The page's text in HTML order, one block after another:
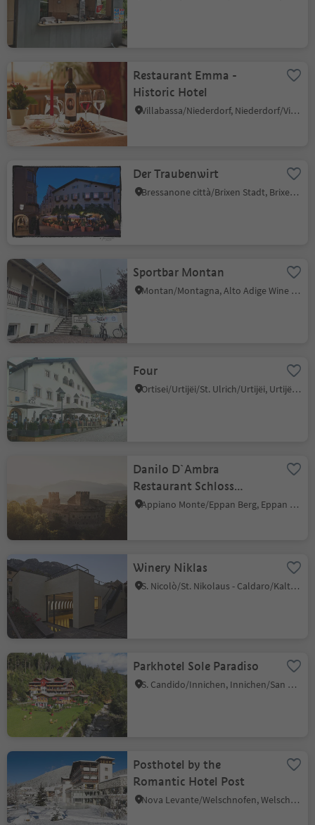
Restaurant Emma -
Historic Hotel
Villabassa/Niederdorf, Niederdorf/Villabassa, Dolomites Region 3 Zinnen
Der Traubenwirt
Bressanone città/Brixen Stadt, Brixen/Bressanone, Brixen/Bressanone and environs
Sportbar Montan
Montan/Montagna, Alto Adige Wine Road
Four
Ortisei/Urtijëi/St. Ulrich/Urtijëi, Urtijëi/Ortisei, Dolomites Region Val Gardena
Danilo D`Ambra
Restaurant Schloss
Freudenstein
Appiano Monte/Eppan Berg, Eppan an der Weinstaße/Appiano sulla Strada del Vino, Alto Adige Wine Road
Winery Niklas
S. Nicolò/St. Nikolaus - Caldaro/Kaltern, Kaltern an der Weinstraße/Caldaro sulla Strada del Vino, Alto Adige Wine Road
Parkhotel Sole Paradiso
S. Candido/Innichen, Innichen/San Candido, Dolomites Region 3 Zinnen
Posthotel by the
Romantic Hotel Post
Nova Levante/Welschnofen, Welschnofen/Nova Levante, Dolomites Region Eggental